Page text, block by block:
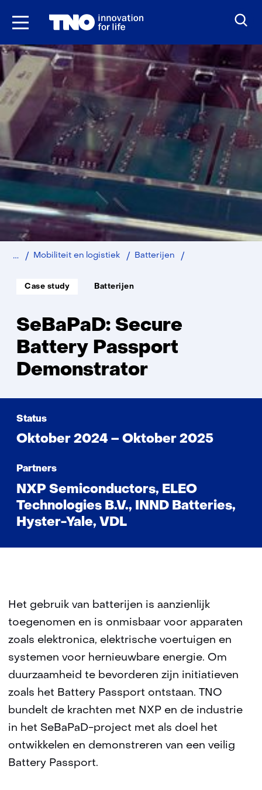
Ga
Home Mobiliteit en logistiek Batterijen
Soort
project:
Case study
Thema:
Batterijen
SeBaPaD: Secure
Battery Passport
Demonstrator
Status
Oktober 2024 – Oktober 2025
Partners
NXP Semiconductors, ELEO
Technologies B.V., INND Batteries,
Hyster-Yale, VDL
Het gebruik van batterijen is aanzienlijk
toegenomen en is onmisbaar voor apparaten
zoals elektronica, elektrische voertuigen en
systemen voor hernieuwbare energie. Om
duurzaamheid te bevorderen zijn initiatieven
zoals het Battery Passport ontstaan. TNO
bundelt de krachten met NXP en de industrie
in het SeBaPaD-project met als doel het
ontwikkelen en demonstreren van een veilig
Battery Passport.